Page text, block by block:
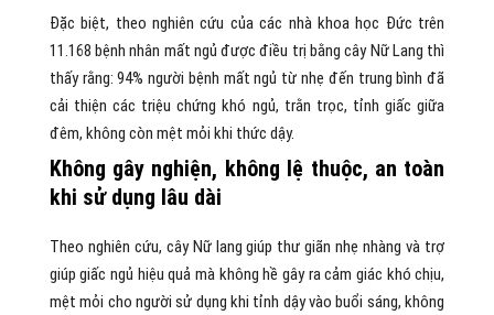
Đặc biệt, theo nghiên cứu của các nhà khoa học Đức trên
11.168 bệnh nhân mất ngủ được điều trị bằng cây Nữ Lang thì
thấy rằng: 94% người bệnh mất ngủ từ nhẹ đến trung bình đã
cải thiện các triệu chứng khó ngủ, trằn trọc, tỉnh giấc giữa
đêm, không còn mệt mỏi khi thức dậy.
Không gây nghiện, không lệ thuộc, an toàn
khi sử dụng lâu dài
Theo nghiên cứu, cây Nữ lang giúp thư giãn nhẹ nhàng và trợ
giúp giấc ngủ hiệu quả mà không hề gây ra cảm giác khó chịu,
mệt mỏi cho người sử dụng khi tỉnh dậy vào buổi sáng, không